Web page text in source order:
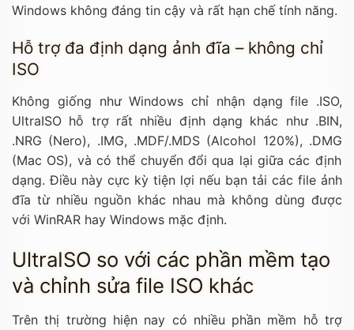
Windows không đáng tin cậy và rất hạn chế tính năng.
Hỗ trợ đa định dạng ảnh đĩa – không chỉ
ISO
Không giống như Windows chỉ nhận dạng file .ISO,
UltraISO hỗ trợ rất nhiều định dạng khác như .BIN,
.NRG (Nero), .IMG, .MDF/.MDS (Alcohol 120%), .DMG
(Mac OS), và có thể chuyển đổi qua lại giữa các định
dạng. Điều này cực kỳ tiện lợi nếu bạn tải các file ảnh
đĩa từ nhiều nguồn khác nhau mà không dùng được
với WinRAR hay Windows mặc định.
UltraISO so với các phần mềm tạo
và chỉnh sửa file ISO khác
Trên thị trường hiện nay có nhiều phần mềm hỗ trợ